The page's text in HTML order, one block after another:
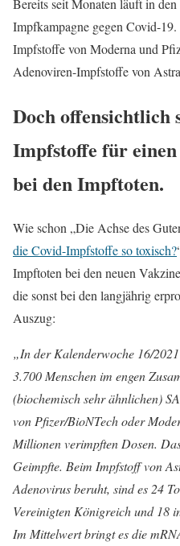
Bereits seit Monaten läuft in
Impfkampagne gegen Covid-
Impfstoffe von Moderna und
Adenoviren-Impfstoffe von
Doch offensichtlich
Impfstoffe für
bei den Impftoten.
Wie schon „Die Achse des
die Covid-Impfstoffe so toxisch?
Impftoten bei den neuen
die sonst bei den langjährig
Auszug:
„In der Kalenderwoche 16/
3.700 Menschen im engen
(biochemisch sehr ähnlichen)
von Pfizer/BioNTech oder
Millionen verimpften Dosen.
Geimpfte. Beim Impfstoff von
Adenovirus beruht, sind es 24
Vereinigten Königreich und 18
Im Mittelwert bringt es die